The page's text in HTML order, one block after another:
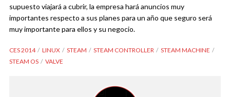
supuesto viajará a cubrir, la empresa hará anuncios muy
importantes respecto a sus planes para un año que seguro será
muy importante para ellos y su negocio.
CES 2014 LINUX STEAM STEAM CONTROLLER
STEAM MACHINE
STEAM OS
VALVE